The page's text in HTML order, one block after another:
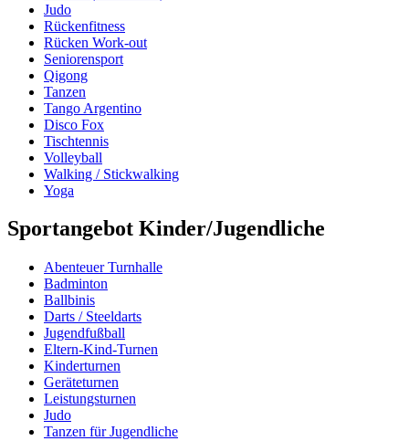
Judo
Rückenfitness
Rücken Work-out
Seniorensport
Qigong
Tanzen
Tango Argentino
Disco Fox
Tischtennis
Volleyball
Walking / Stickwalking
Yoga
Sportangebot Kinder/Jugendliche
Abenteuer Turnhalle
Badminton
Ballbinis
Darts / Steeldarts
Jugendfußball
Eltern-Kind-Turnen
Kinderturnen
Geräteturnen
Leistungsturnen
Judo
Tanzen für Jugendliche